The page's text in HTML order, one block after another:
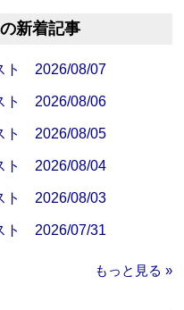
新着記事
ト 2026/08/07
ト 2026/08/06
ト 2026/08/05
ト 2026/08/04
ト 2026/08/03
ト 2026/07/31
もっと見る »